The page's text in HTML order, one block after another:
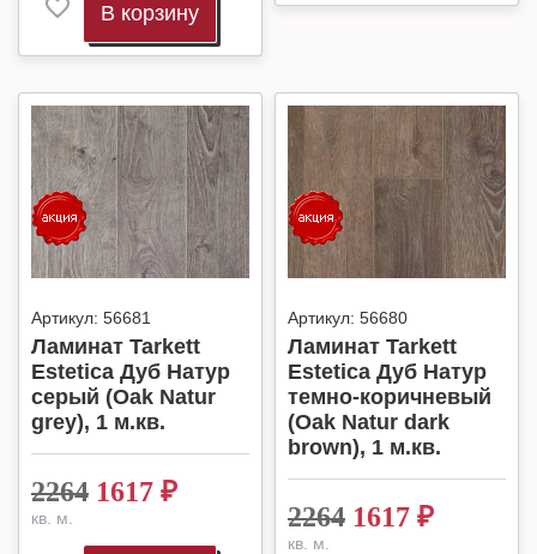
В корзину
Артикул: 56681
Ламинат Tarkett
Estetica Дуб Натур
серый (Oak Natur
grey), 1 м.кв.
2264 1617 ₽
кв. м.
Артикул: 56680
Ламинат Tarkett
Estetica Дуб Натур
темно-коричневый
(Oak Natur dark
brown), 1 м.кв.
2264 1617 ₽
кв. м.